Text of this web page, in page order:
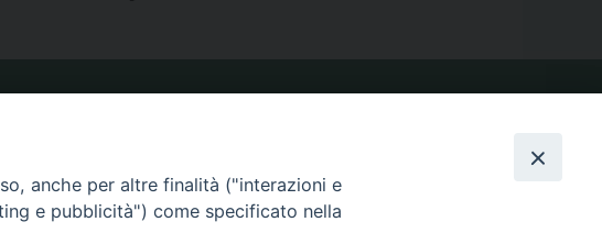
PHOTOGALLERY
anche per altre finalità ("interazioni e
e pubblicità") come specificato nella